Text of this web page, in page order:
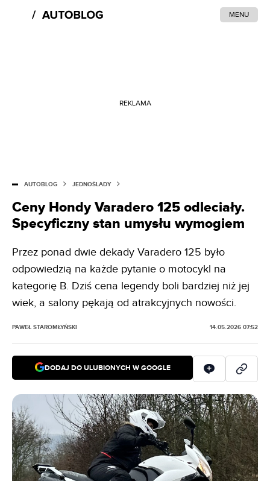
MENU
REKLAMA
AUTOBLOG JEDNOŚLADY
Ceny Hondy Varadero 125 odleciały.
Specyficzny stan umysłu wymogiem
Przez ponad dwie dekady Varadero 125 było
odpowiedzią na każde pytanie o motocykl na
kategorię B. Dziś cena legendy boli bardziej niż jej
wiek, a salony pękają od atrakcyjnych nowości.
PAWEŁ STAROMŁYŃSKI 14.05.2026 07:52
DODAJ DO ULUBIONYCH W GOOGLE